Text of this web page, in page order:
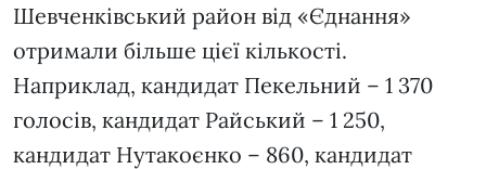
Шевченківський район від «Єднання»
отримали більше цієї кількості.
Наприклад, кандидат Пекельний – 1 370
голосів, кандидат Райський – 1 250,
кандидат Нутакоєнко – 860, кандидат